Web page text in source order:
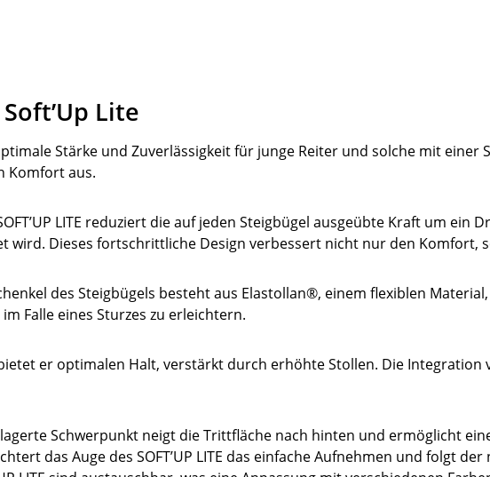
Lite
Stärke und Zuverlässigkeit für junge Reiter und solche mit
Komfort aus.
LITE reduziert die auf jeden Steigbügel ausgeübte Kraft um
wird. Dieses fortschrittliche Design verbessert nicht nur den Komfort,
des Steigbügels besteht aus Elastollan®, einem flexiblen
Falle eines Sturzes zu erleichtern.
er optimalen Halt, verstärkt durch erhöhte Stollen. Die
Schwerpunkt neigt die Trittfläche nach hinten und ermöglicht
das Auge des SOFT’UP LITE das einfache Aufnehmen und folgt